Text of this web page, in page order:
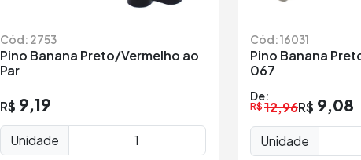
Cód: 2753
Pino Banana Preto/Vermelho ao
Par
R$ 9,19
Unidade
Cód: 16031
Pino Banana
067
De:
R$12,96R$ 9,08
Unidade